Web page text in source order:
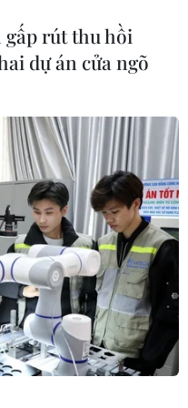
tác bảo vệ biên
biên giới Việt Nam-
hoạt động chào cờ
tra song phương tại
tế Tịnh Biên.
rút thu hồi
dự án cửa ngõ